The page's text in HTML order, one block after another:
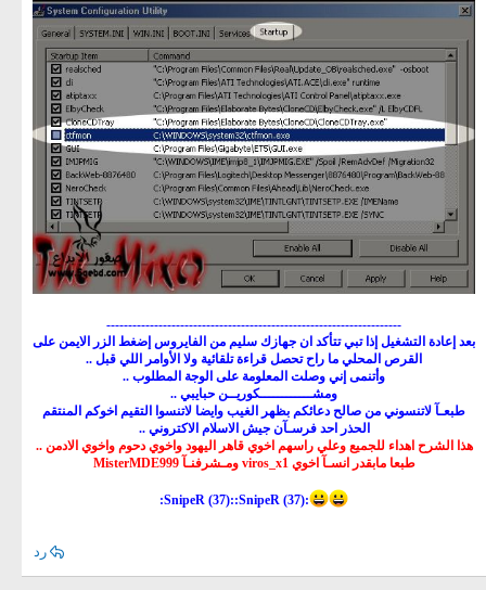
--------------------------------------------------------------------
بعد إعادة التشغيل إذا تبي تتأكد ان جهازك سليم من الفايروس إضغط الزر الايمن على
القرص المحلي ما راح تحصل قراءة تلقائية ولا الأوامر اللي قبل ..
وأتنمى إني وصلت المعلومة على الوجة المطلوب ..
ومشــــــــــــكوريــن حبايبي ..
طبعـآ لاتنسوني من صالح دعائكم بظهر الغيب وايضا لاتنسوا التقيم اخوكم المنتقم
الحذر احد فرسـآن جيش الاسلام الاكتروني ..
هذا الشرح اهداء للجميع وعلي راسهم اخوي قاهر اليهود واخوي دحوم واخوي الادمن ..
طبعا مابقدر انسـآ اخوي viros_x1 ومـشرفنـآ MisterMDE999
:SnipeR (37)::SnipeR (37):
رد